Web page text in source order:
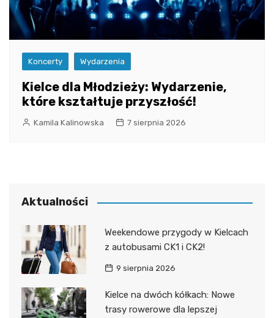
Koncerty Wydarzenia
Kielce dla Młodzieży: Wydarzenie,
które kształtuje przyszłość!
Kamila Kalinowska 7 sierpnia 2026
Aktualności
Weekendowe przygody w Kielcach
z autobusami CK1 i CK2!
9 sierpnia 2026
Kielce na dwóch kółkach: Nowe
trasy rowerowe dla lepszej